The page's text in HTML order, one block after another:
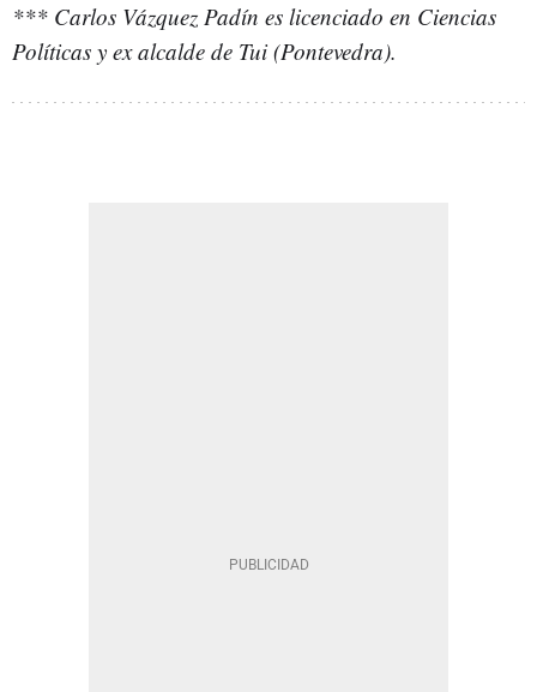
*** Carlos Vázquez Padín es licenciado en Ciencias
Políticas y ex alcalde de Tui (Pontevedra).